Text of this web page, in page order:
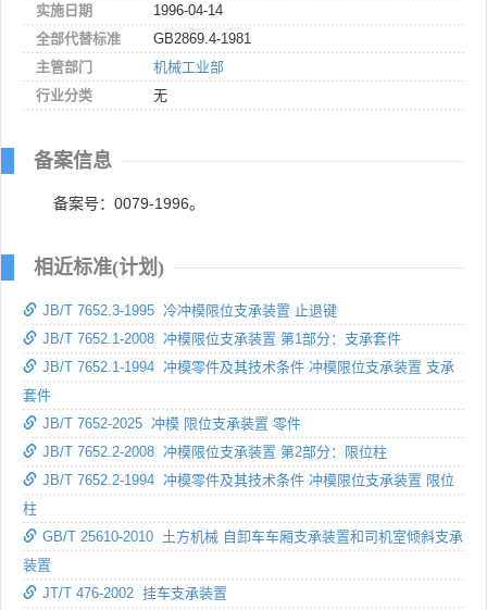
实施日期
1996-04-14
全部代替标准
GB2869.4-1981
主管部门
机械工业部
行业分类
无
备案信息
备案号：0079-1996。
相近标准(计划)
JB/T 7652.3-1995 冷冲模限位支承装置 止退键
JB/T 7652.1-2008 冲模限位支承装置 第1部分：支承套件
JB/T 7652.1-1994 冲模零件及其技术条件 冲模限位支承装置 支承
套件
JB/T 7652-2025 冲模 限位支承装置 零件
JB/T 7652.2-2008 冲模限位支承装置 第2部分：限位柱
JB/T 7652.2-1994 冲模零件及其技术条件 冲模限位支承装置 限位
柱
GB/T 25610-2010 土方机械 自卸车车厢支承装置和司机室倾斜支承
装置
JT/T 476-2002 挂车支承装置